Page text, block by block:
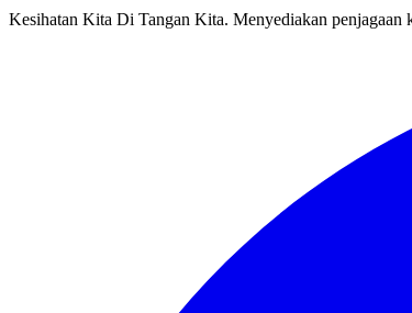
Kesihatan Kita Di Tangan Kita. Menyediakan penjagaan